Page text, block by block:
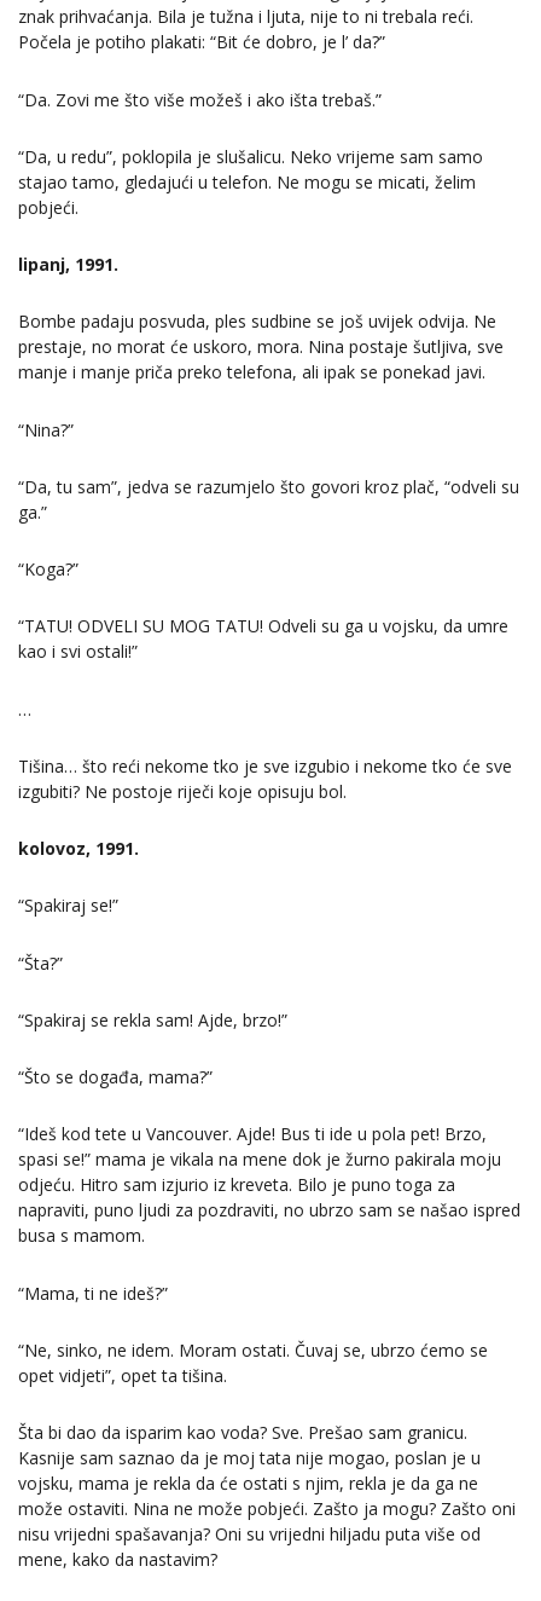
znak prihvaćanja. Bila je tužna i ljuta, nije to ni trebala reći.
Počela je potiho plakati: “Bit će dobro, je l’ da?”
“Da. Zovi me što više možeš i ako išta trebaš.”
“Da, u redu”, poklopila je slušalicu. Neko vrijeme sam samo
stajao tamo, gledajući u telefon. Ne mogu se micati, želim
pobjeći.
lipanj, 1991.
Bombe padaju posvuda, ples sudbine se još uvijek odvija. Ne
prestaje, no morat će uskoro, mora. Nina postaje šutljiva, sve
manje i manje priča preko telefona, ali ipak se ponekad javi.
“Nina?”
“Da, tu sam”, jedva se razumjelo što govori kroz plač, “odveli su
ga.”
“Koga?”
“TATU! ODVELI SU MOG TATU! Odveli su ga u vojsku, da umre
kao i svi ostali!”
…
Tišina… što reći nekome tko je sve izgubio i nekome tko će sve
izgubiti? Ne postoje riječi koje opisuju bol.
kolovoz, 1991.
“Spakiraj se!”
“Šta?”
“Spakiraj se rekla sam! Ajde, brzo!”
“Što se događa, mama?”
“Ideš kod tete u Vancouver. Ajde! Bus ti ide u pola pet! Brzo,
spasi se!” mama je vikala na mene dok je žurno pakirala moju
odjeću. Hitro sam izjurio iz kreveta. Bilo je puno toga za
napraviti, puno ljudi za pozdraviti, no ubrzo sam se našao ispred
busa s mamom.
“Mama, ti ne ideš?”
“Ne, sinko, ne idem. Moram ostati. Čuvaj se, ubrzo ćemo se
opet vidjeti”, opet ta tišina.
Šta bi dao da isparim kao voda? Sve. Prešao sam granicu.
Kasnije sam saznao da je moj tata nije mogao, poslan je u
vojsku, mama je rekla da će ostati s njim, rekla je da ga ne
može ostaviti. Nina ne može pobjeći. Zašto ja mogu? Zašto oni
nisu vrijedni spašavanja? Oni su vrijedni hiljadu puta više od
mene, kako da nastavim?